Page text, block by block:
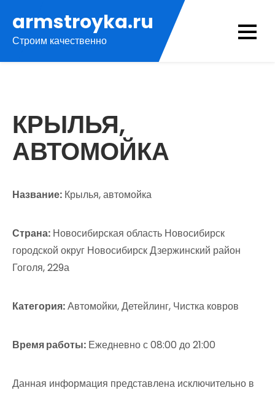
содержимому
armstroyka.ru
Строим качественно
КРЫЛЬЯ,
АВТОМОЙКА
Название: Крылья, автомойка
Страна: Новосибирская область Новосибирск
городской округ Новосибирск Дзержинский район
Гоголя, 229а
Категория:Автомойки, Детейлинг, Чистка ковров
Время работы: Ежедневно с 08:00 до 21:00
Данная информация представлена исключительно в